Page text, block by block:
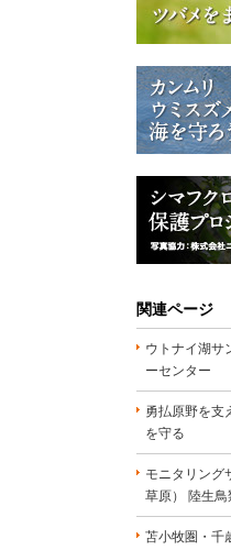
関連ページ
ウトナイ湖サ
ーセンター
勇払原野を支
を守る
モニタリング
草原） 陸生鳥
苫小牧圏・千